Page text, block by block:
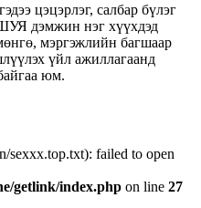
цэцэрлэг, салбар бүлэг
дэмжин нэг хүүхдэд
мэргэжлийн багшаар
үйл ажиллагаанд
юм.
sexxx.top.txt): failed to open
getlink/index.php on line 27